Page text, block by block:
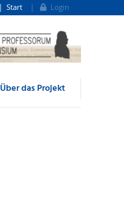
Start Login
Über das Projekt